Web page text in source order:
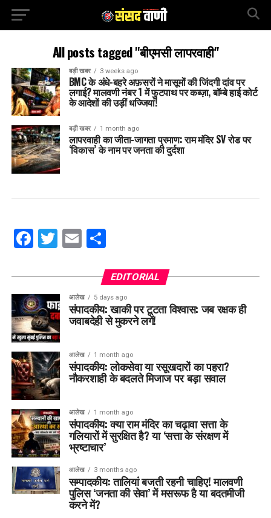
All posts tagged "बीएमसी लापरवाही"
बड़ी खबर 3 weeks ago
BMC के अंधे-बहरे अफ़सरों ने मासूमों की जिंदगी दांव पर
लगाई? मालवणी नंबर 1 में फुटपाथ पर कब्ज़ा, बॉम्बे हाई कोर्ट
के आदेशों की उड़ीं धज्जियां!
बड़ी खबर 1 month ago
लापरवाही का जीता-जागता प्रमाण: राम मंदिर SV रोड पर
‘विकास’ के नाम पर जनता की दुर्दशा
Facebook
Twitter
EmailShare
EDITORIAL
आलेख 5 days ago
संपादकीय: खाकी पर टूटता विश्वास: जब रक्षक ही
जवाबदेही से मुकरने लगें!
आलेख 1 month ago
संपादकीय: लोकसेवा या रसूखदारों का पहरा?
नौकरशाही के बदलते मिजाज पर बड़ा सवाल
आलेख 1 month ago
संपादकीय: क्या राम मंदिर का चढ़ावा सत्ता के
गलियारों में सुरक्षित है? या ‘सत्ता के संरक्षण में
भ्रष्टाचार’
आलेख 3 months ago
सम्पादकीय: तालियां बजती रहनी चाहिए! मालवणी
पुलिस ‘जनता की सेवा’ में मसरूफ है या बदतमीजी
करने में?